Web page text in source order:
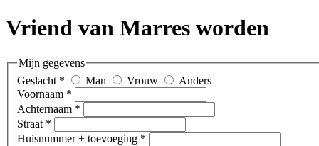
Vriend van Marres worden
Mijn gegevens
Geslacht *
Man Vrouw
Anders
Voornaam *
Achternaam *
Straat *
Huisnummer + toevoeging *